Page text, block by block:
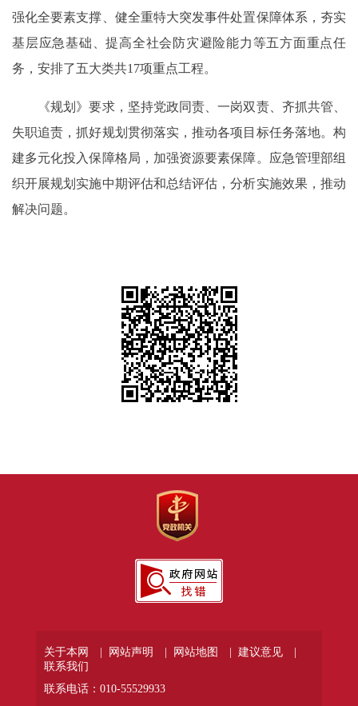
强化全要素支撑、健全重特大突发事件处置保障体系，夯实
基层应急基础、提高全社会防灾避险能力等五方面重点任
务，安排了五大类共17项重点工程。
《规划》要求，坚持党政同责、一岗双责、齐抓共管、
失职追责，抓好规划贯彻落实，推动各项目标任务落地。构
建多元化投入保障格局，加强资源要素保障。应急管理部组
织开展规划实施中期评估和总结评估，分析实施效果，推动
解决问题。
关于本网 | 网站声明 | 网站地图 |
建议意见 |
联系我们
联系电话：010-55529933